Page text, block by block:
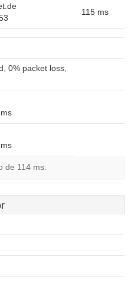
115 ms
0% packet loss,
de 114 ms.